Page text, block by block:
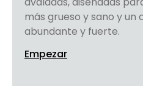
más grueso y sano y
abundante y fuerte.
Empezar